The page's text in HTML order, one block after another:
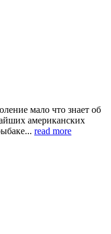
мало что знает об
американских
read more